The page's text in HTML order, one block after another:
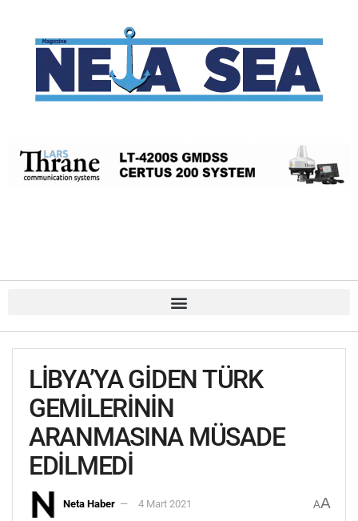
LİBYA’YA GİDEN TÜRK
GEMİLERİNİN
ARANMASINA MÜSADE
EDİLMEDİ
Neta Haber 4 Mart 2021 AA